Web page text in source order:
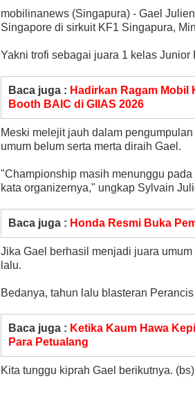
mobilinanews (Singapura) - Gael
Singapore di sirkuit KF1 Singapura,
Yakni trofi sebagai juara 1 kelas
Baca juga : Hadirkan Ragam Mobil
Booth BAIC di GIIAS 2026
Meski melejit jauh dalam
umum belum serta merta diraih Gael.
"Championship masih menunggu
kata organizernya," ungkap Sylvain
Baca juga : Honda Resmi Buka
Jika Gael berhasil menjadi juara
lalu.
Bedanya, tahun lalu blasteran
Baca juga : Ketika Kaum Hawa
Para Petualang
Kita tunggu kiprah Gael berikutnya. (bs)